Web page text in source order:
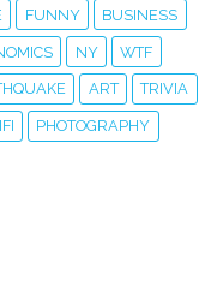
FUNNY BUSINESS
NY WTF
ART TRIVIA
PHOTOGRAPHY